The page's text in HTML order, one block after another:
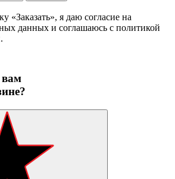
«Заказать», я даю согласие на
данных и соглашаюсь c политикой